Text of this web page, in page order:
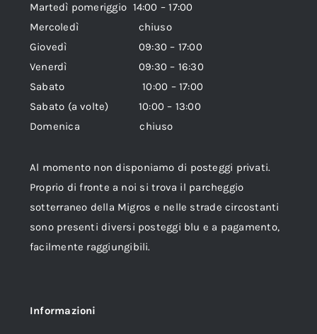
Martedì pomeriggio 14:00 – 17:00
Mercoledì chiuso
Giovedì 09:30 – 17:00
Venerdì 09:30 – 16:30
Sabato 10:00 – 17:00
Sabato (a volte) 10:00 – 13:00
Domenica chiuso
Al momento non disponiamo di posteggi privati.
Proprio di fronte a noi si trova il parcheggio
sotterraneo della Migros e nelle strade circostanti
sono presenti diversi posteggi blu e a pagamento,
facilmente raggiungibili.
Informazioni